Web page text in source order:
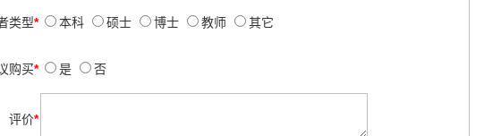
类型* 本科 硕士 博士 教师 其它
购买* 是 否
评价*